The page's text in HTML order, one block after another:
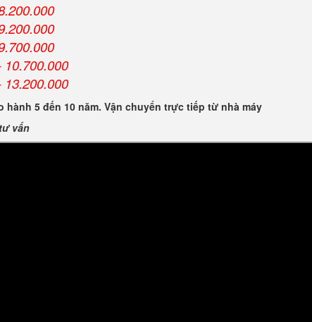
5 đến 10 năm. Vận chuyển trực tiếp từ nhà máy
vấn